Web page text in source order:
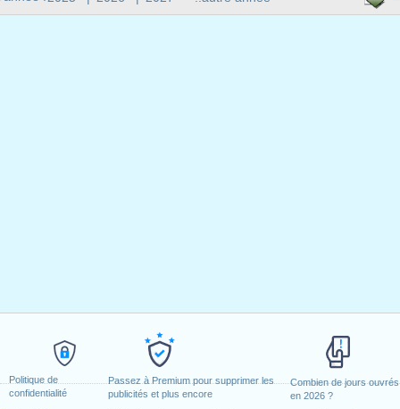
Politique de
confidentialité
Passez à Premium pour supprimer les
publicités et plus encore
Combien de jours ouvrés
en 2026 ?